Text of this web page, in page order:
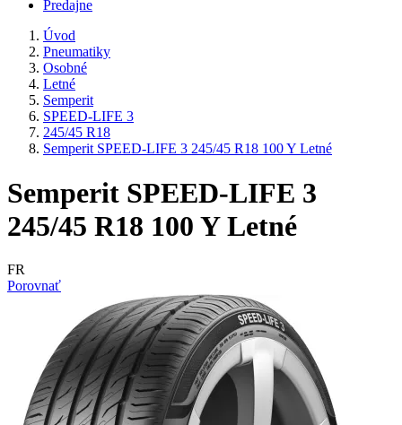
Predajne
Úvod
Pneumatiky
Osobné
Letné
Semperit
SPEED-LIFE 3
245/45 R18
Semperit SPEED-LIFE 3 245/45 R18 100 Y Letné
Semperit SPEED-LIFE 3
245/45 R18 100 Y Letné
FR
Porovnať